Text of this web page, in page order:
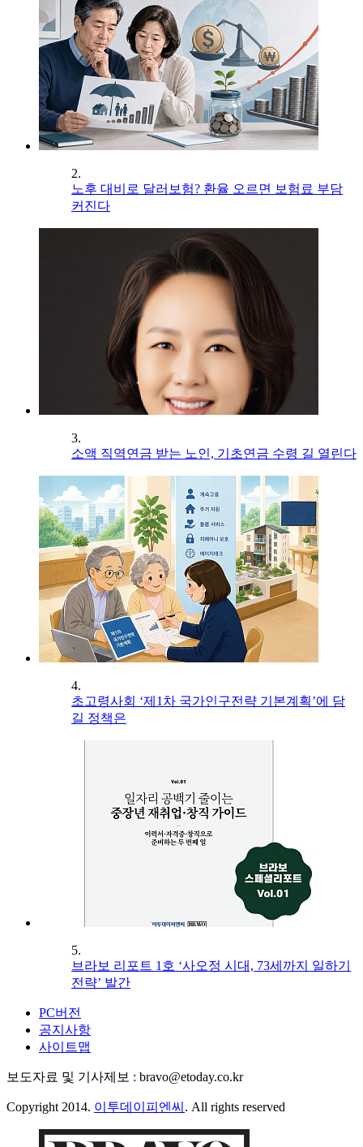
2.
노후 대비로 달러보험? 환율 오르면 보험료 부담
커진다
3.
소액 직역연금 받는 노인, 기초연금 수령 길 열린다
4.
초고령사회 ‘제1차 국가인구전략 기본계획’에 담
길 정책은
5.
브라보 리포트 1호 ‘사오정 시대, 73세까지 일하기
전략’ 발간
PC버전
공지사항
사이트맵
보도자료 및 기사제보 : bravo@etoday.co.kr
Copyright 2014. 이투데이피엔씨 . All rights reserved